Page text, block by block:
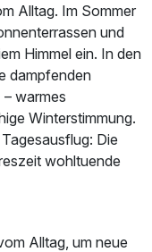
Alltag. Im Sommer
und
Himmel ein. In den
dampfenden
warmes
Winterstimmung.
Die
wohltuende
Alltag, um neue